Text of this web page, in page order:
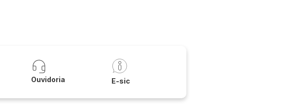
Ouvidoria E-sic